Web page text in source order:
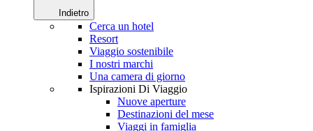
Indietro
Cerca un hotel
Resort
Viaggio sostenibile
I nostri marchi
Una camera di giorno
Ispirazioni Di Viaggio
Nuove aperture
Destinazioni del mese
Viaggi in famiglia